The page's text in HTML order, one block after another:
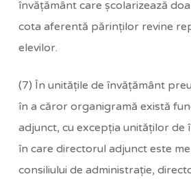
învăţământ care şcolarizează
cota aferentă părinţilor revine
elevilor.
(7) În unităţile de învăţământ
în a căror organigramă există
adjunct, cu excepţia unităţilor de
în care directorul adjunct este
consiliului de administraţie,